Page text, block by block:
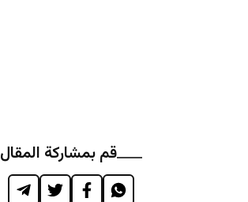
قم بمشاركة المقال